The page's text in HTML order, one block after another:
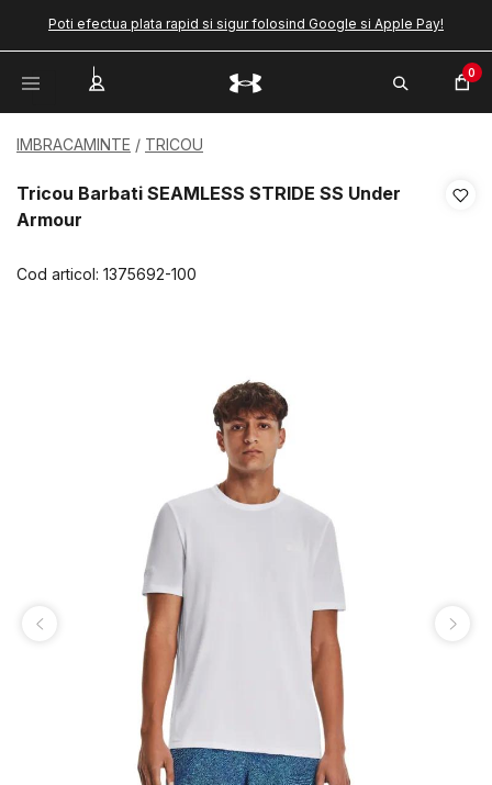
Poti efectua plata rapid si sigur folosind Google si Apple Pay!
0
IMBRACAMINTE TRICOU
Tricou Barbati SEAMLESS STRIDE SS Under
Armour
Cod articol: 1375692-100